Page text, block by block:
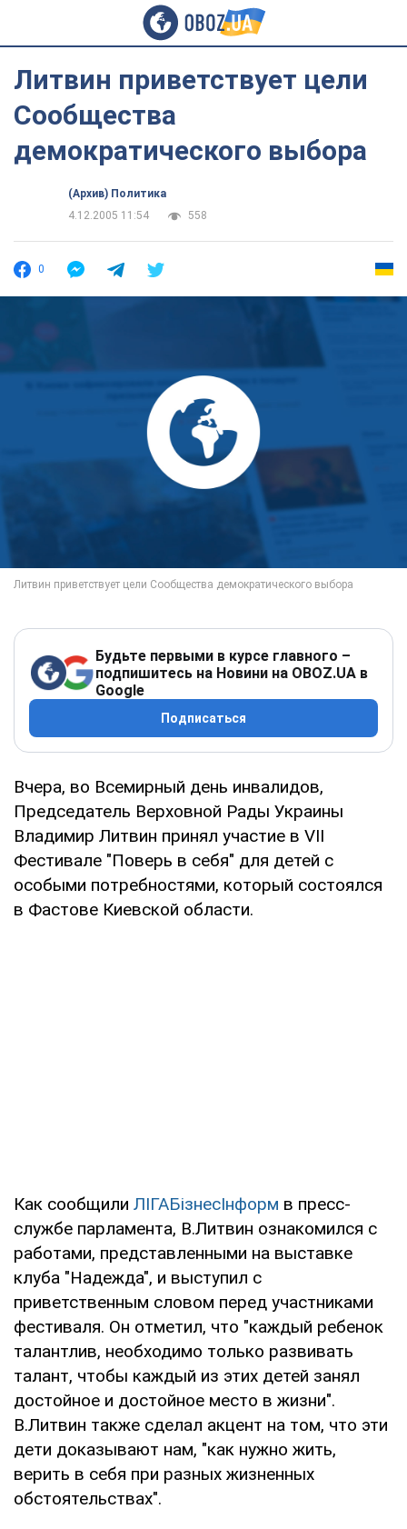
Литвин приветствует цели
Сообщества
демократического выбора
(Архив) Политика
4.12.2005 11:54
558
0
Будьте первыми в курсе главного –
подпишитесь на Новини на OBOZ.UA в
Google
Подписаться
Вчера, во Всемирный день инвалидов,
Председатель Верховной Рады Украины
Владимир Литвин принял участие в VII
Фестивале "Поверь в себя" для детей с
особыми потребностями, который состоялся
в Фастове Киевской области.
Как сообщили ЛІГАБізнесІнформ в пресс-
службе парламента, В.Литвин ознакомился с
работами, представленными на выставке
клуба "Надежда", и выступил с
приветственным словом перед участниками
фестиваля. Он отметил, что "каждый ребенок
талантлив, необходимо только развивать
талант, чтобы каждый из этих детей занял
достойное и достойное место в жизни".
В.Литвин также сделал акцент на том, что эти
дети доказывают нам, "как нужно жить,
верить в себя при разных жизненных
обстоятельствах".